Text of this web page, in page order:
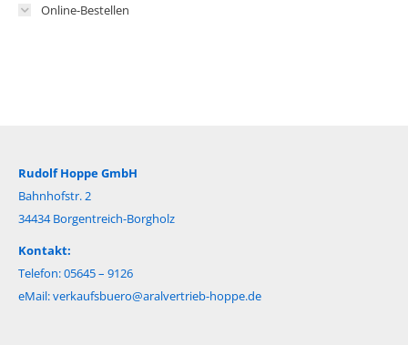
Online-Bestellen
Rudolf Hoppe GmbH
Bahnhofstr. 2
34434 Borgentreich-Borgholz
Kontakt:
Telefon: 05645 – 9126
eMail:verkaufsbuero@aralvertrieb-hoppe.de